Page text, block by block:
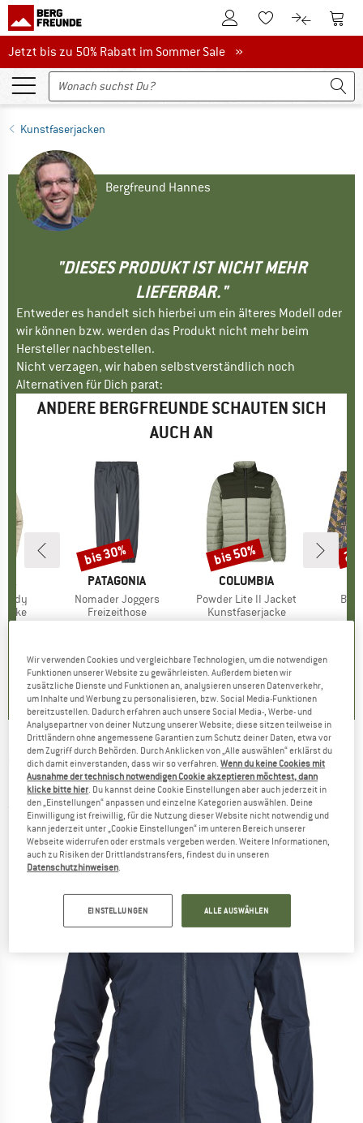
Zum KundenkontoZum Merkzettel.
Zum Zum
Jetzt bis zu 50% Rabatt im Sommer Sale
Jetzt bis zu 50% Rabatt im Sommer Sale »
Kunstfaserjacken
Bergfreund Hannes
"DIESES PRODUKT IST NICHT MEHR
LIEFERBAR."
Entweder es handelt sich hierbei um ein älteres Modell oder
wir können bzw. werden das Produkt nicht mehr beim
Hersteller nachbestellen.
Nicht verzagen, wir haben selbstverständlich noch
Alternativen für Dich parat:
ANDERE BERGFREUNDE SCHAUTEN SICH
AUCH AN
Preis
€
)
MARKE
PATAGONIA
Artikel
Nomader Joggers
Produktgruppe
Freizeithose
5,0(5)
Rabatt
bis 30%
MARKE
COLUMBIA
Artikel
Powder Lite II Jacket
Produktgruppe
Kunstfaserjacke
0,0(0)
Rabatt
bis 50%
MONTANE -Fireball Nano Hoodie -
Kunstfaserjacke
(0)
Wir verwenden Cookies und vergleichbare Technologien, um die notwendigen
Funktionen unserer Website zu gewährleisten. Außerdem bieten wir
zusätzliche Dienste und Funktionen an, analysieren unseren Datenverkehr,
um Inhalte und Werbung zu personalisieren, bzw. Social Media-Funktionen
bereitzustellen. Dadurch erfahren auch unsere Social Media-, Werbe- und
Analysepartner von deiner Nutzung unserer Website; diese sitzen teilweise in
Drittländern ohne angemessene Garantien zum Schutz deiner Daten, etwa vor
dem Zugriff durch Behörden. Durch Anklicken von „Alle auswählen“ erklärst du
dich damit einverstanden, dass wir so verfahren.Wenn du keine Cookies mit
Ausnahme der technisch notwendigen Cookie akzeptieren möchtest, dann
klicke bitte hier . Du kannst deine Cookie Einstellungen aber auch jederzeit in
den „Einstellungen“ anpassen und einzelne Kategorien auswählen. Deine
Einwilligung ist freiwillig, für die Nutzung dieser Website nicht notwendig und
kann jederzeit unter „Cookie Einstellungen“ im unteren Bereich unserer
Webseite widerrufen oder erstmals vergeben werden. Weitere Informationen,
auch zu Risiken der Drittlandstransfers, findest du in unseren
Datenschutzhinweisen
EINSTELLUNGEN ALLE AUSWÄHLEN